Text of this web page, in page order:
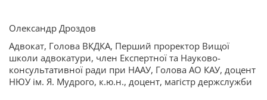
Олександр Дроздов
Адвокат, Голова ВКДКА, Перший проректор Вищої
школи адвокатури, член Експертної та Науково-
консультативної ради при НААУ, Голова АО КАУ, доцент
НЮУ ім. Я. Мудрого, к.ю.н., доцент, магістр держслужби